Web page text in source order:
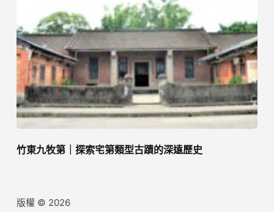
竹東九牧第｜探索宅第類型古蹟的深遠歷史
版權 © 2026